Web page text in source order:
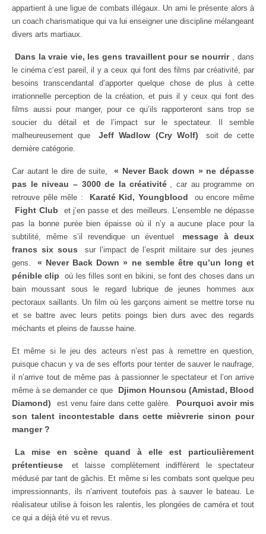
appartient à une ligue de combats illégaux. Un ami le présente alors à
un coach charismatique qui va lui enseigner une discipline mélangeant
divers arts martiaux.
Dans la vraie vie, les gens travaillent pour se nourrir , dans
le cinéma c‘est pareil, il y a ceux qui font des films par créativité, par
besoins transcendantal d’apporter quelque chose de plus à cette
irrationnelle perception de la création, et puis il y ceux qui font des
films aussi pour manger, pour ce qu’ils rapporteront sans trop se
soucier du détail et de l’impact sur le spectateur. Il semble
malheureusement que
Jeff Wadlow (Cry Wolf)
soit de cette
dernière catégorie.
Car autant le dire de suite,
« Never Back down » ne dépasse
pas le niveau – 3000 de la créativité , car au programme on
retrouve pêle mêle :
Karaté Kid, Youngblood ou encore même
Fight Club
et j’en passe et des meilleurs. L’ensemble ne dépasse
pas la bonne purée bien épaisse où il n’y a aucune place pour la
subtilité, même s’il revendique un éventuel
message à deux
francs six sous
sur l’impact de l’esprit militaire sur des jeunes
gens.
« Never Back Down » ne semble être qu’un long et
pénible clip
où les filles sont en bikini, se font des choses dans un
bain moussant sous le regard lubrique de jeunes hommes aux
pectoraux saillants. Un film où les garçons aiment se mettre torse nu
et se battre avec leurs petits poings bien durs avec des regards
méchants et pleins de fausse haine.
Et même si le jeu des acteurs n’est pas à remettre en question,
puisque chacun y va de ses efforts pour tenter de sauver le naufrage,
il n’arrive tout de même pas à passionner le spectateur et l’on arrive
même à se demander ce que
Djimon Hounsou (Amistad, Blood
Diamond)
est venu faire dans cette galère.
Pourquoi avoir mis
son talent incontestable dans cette mièvrerie sinon pour
manger ?
La mise en scène quand à elle est particulièrement
prétentieuse
et laisse complètement indifférent le spectateur
médusé par tant de gâchis. Et même si les combats sont quelque peu
impressionnants, ils n’arrivent toutefois pas à sauver le bateau. Le
réalisateur utilise à foison les ralentis, les plongées de caméra et tout
ce qui a déjà été vu et revus.